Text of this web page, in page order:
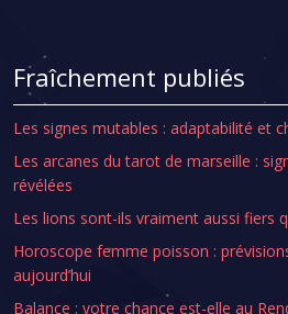
Fraîchement publiés
Les signes mutables : adaptabilité et
Les arcanes du tarot de marseille :
révélées
Les lions sont-ils vraiment aussi fiers
Horoscope femme poisson :
aujourd’hui
Balance : votre chance est-elle au